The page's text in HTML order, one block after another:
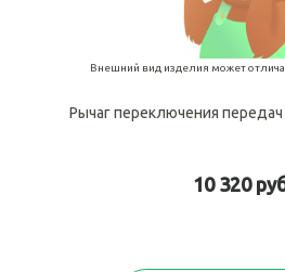
Внешний вид изделия может
Рычаг переключения
10 320